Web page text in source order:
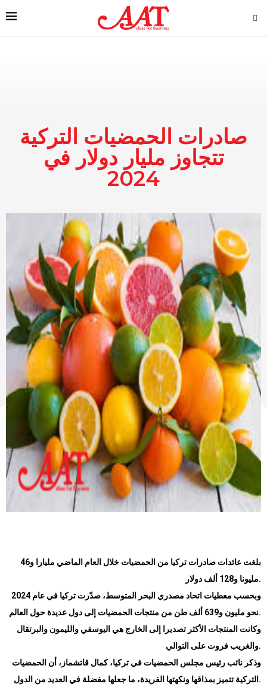
صادرات الحمضيات التركية
تتجاوز مليار دولار في
2024
بلغت عائدات صادرات تركيا من الحمضيات خلال العام الماضي مليارا و46
مليونا و128 ألف دولار.
وبحسب معطيات اتحاد مصدري البحر المتوسط، صدّرت تركيا في عام 2024
نحو مليون و639 ألف طن من منتجات الحمضيات إلى دول عديدة حول العالم.
وكانت المنتجات الأكثر تصديرا إلى الخارج هي اليوسفي والليمون والبرتقال
والغريب فروت على التوالي.
وذكر نائب رئيس مجلس الحمضيات في تركيا، كمال قاتشماز، أن الحمضيات
التركية تتميز بمذاقها ونكهتها الفريدة، ما جعلها مفضلة في العديد من الدول .